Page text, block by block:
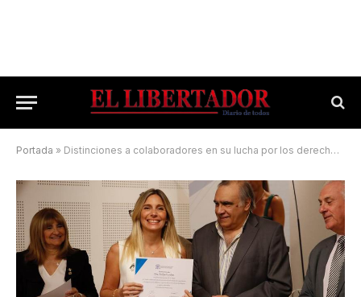
Portada » Distinciones a colaboradores en su lucha por los derechos de la mujer